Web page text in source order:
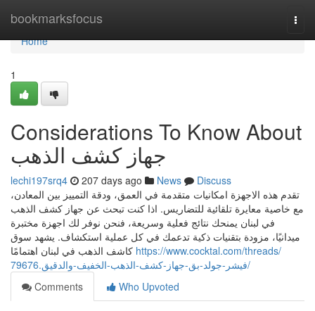
bookmarksfocus
Home
Home
1
Considerations To Know About
جهاز كشف الذهب
lechi197srq4 207 days ago News
Discuss
تقدم هذه الاجهزة امكانيات متقدمة في العمق، ودقة التمييز بين المعادن،
مع خاصية معايرة تلقائية للتضاريس. اذا كنت تبحث عن جهاز كشف الذهب
في لبنان يمنحك نتائج فعلية وسريعة، فنحن نوفر لك اجهزة مختبرة
ميدانيًا، مزودة بتقنيات ذكية تدعمك في كل عملية استكشاف. يشهد سوق
https://www.cocktal.com/threads/
فيشر-جولد-بق-جهاز-كشف-الذهب-الخفيف-والدقيق.79676/
Comments
Who Upvoted